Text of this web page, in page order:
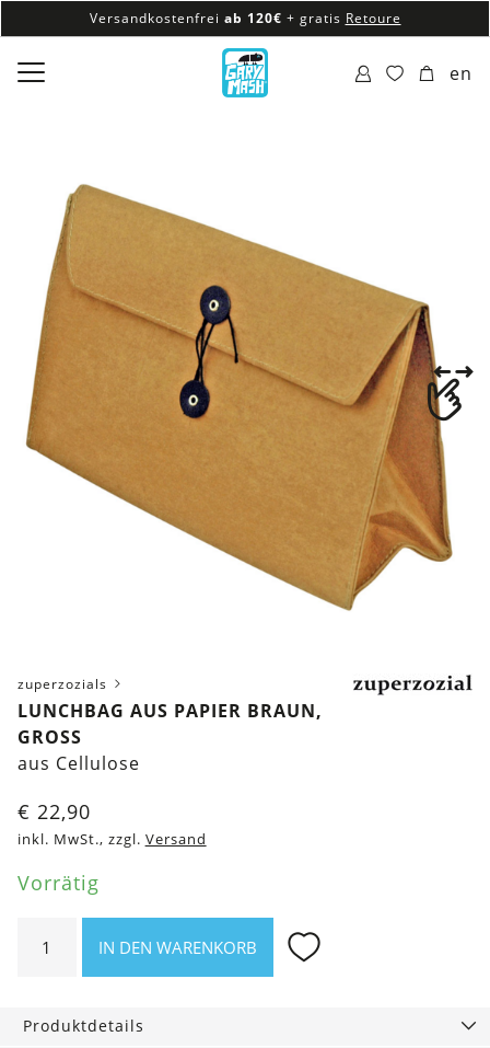
Versandkostenfrei ab 120€ + gratis Retoure
100% veganes & fair produziertes Sortiment
Versandkostenfrei ab 120€
en
zuperzozials
LUNCHBAG AUS PAPIER BRAUN,
GROSS
aus Cellulose
€ 22,90
inkl. MwSt., zzgl. Versand
Vorrätig
groß
IN DEN WARENKORB
Produktdetails